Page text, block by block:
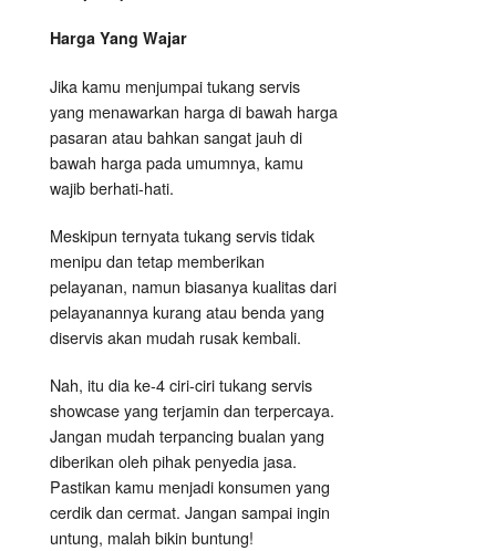
Harga Yang Wajar
Jika kamu menjumpai tukang servis
yang menawarkan harga di bawah harga
pasaran atau bahkan sangat jauh di
bawah harga pada umumnya, kamu
wajib berhati-hati.
Meskipun ternyata tukang servis tidak
menipu dan tetap memberikan
pelayanan, namun biasanya kualitas dari
pelayanannya kurang atau benda yang
diservis akan mudah rusak kembali.
Nah, itu dia ke-4 ciri-ciri tukang servis
showcase yang terjamin dan terpercaya.
Jangan mudah terpancing bualan yang
diberikan oleh pihak penyedia jasa.
Pastikan kamu menjadi konsumen yang
cerdik dan cermat. Jangan sampai ingin
untung, malah bikin buntung!